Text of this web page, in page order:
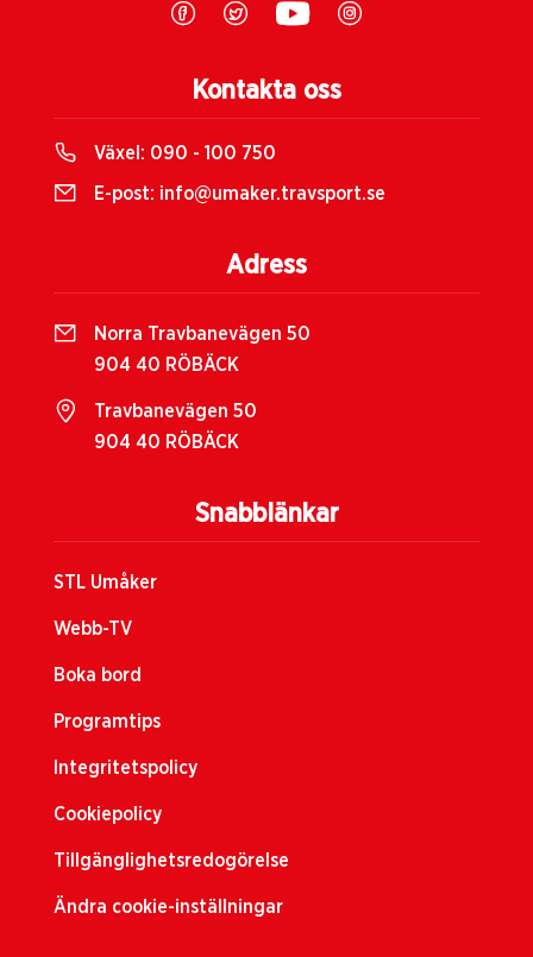
Snabblänkar
STL Umåker
Webb-TV
Boka bord
Programtips
Integritetspolicy
Cookiepolicy
Tillgänglighetsredogörelse
Ändra cookie-inställningar
Kontakta oss
Växel: 090 - 100 750
E-post: info@umaker.travsport.se
Adress
Norra Travbanevägen 50
904 40 RÖBÄCK
Travbanevägen 50
904 40 RÖBÄCK